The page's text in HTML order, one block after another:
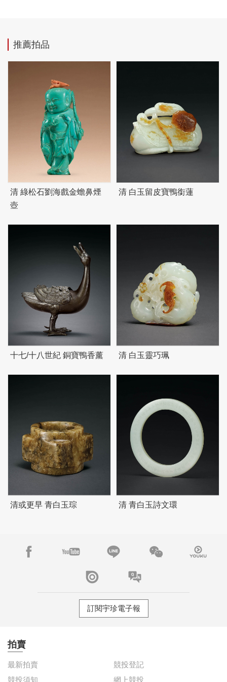
推薦拍品
清 綠松石劉海戲金蟾鼻煙
壺
清 白玉留皮寶鴨銜蓮
十七/十八世紀 銅寶鴨香薰 清 白玉靈巧珮
清或更早 青白玉琮 清 青白玉詩文環
訂閱宇珍電子報
拍賣
最新拍賣
競投登記
競投須知
網上競投